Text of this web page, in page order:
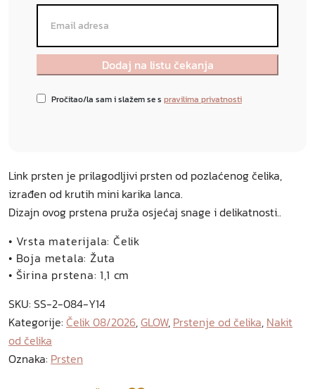
Pročitao/la sam i slažem se s pravilima privatnosti
Link prsten je prilagodljivi prsten od pozlaćenog čelika,
izrađen od krutih mini karika lanca.
Dizajn ovog prstena pruža osjećaj snage i delikatnosti..
• Vrsta materijala: Čelik
• Boja metala: Žuta
• Širina prstena: 1,1 cm
SKU: SS-2-084-Y14
Kategorije: Čelik 08/2026,GLOW, Prstenje od čelika, Nakit
od čelika
Oznaka: Prsten